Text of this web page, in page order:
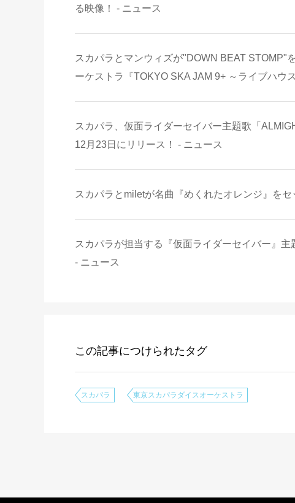
る映像！ - ニュース
スカパラとマンウィズが"DOWN BEAT STOMP"
ーケストラ『TOKYO SKA JAM 9+ ～ライブハウ
スカパラ、仮面ライダーセイバー主題歌「
12月23日にリリース！ - ニュース
スカパラとmiletが名曲『めくれたオレンジ』をセ
スカパラが担当する『仮面ライダーセイバー』
- ニュース
この記事につけられたタグ
スカパラ 東京スカパラダイスオーケストラ